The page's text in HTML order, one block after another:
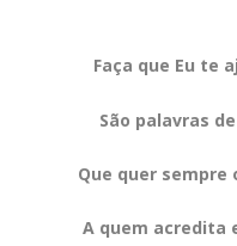
Faça que Eu te
São palavras
Que quer sempre
A quem acredita